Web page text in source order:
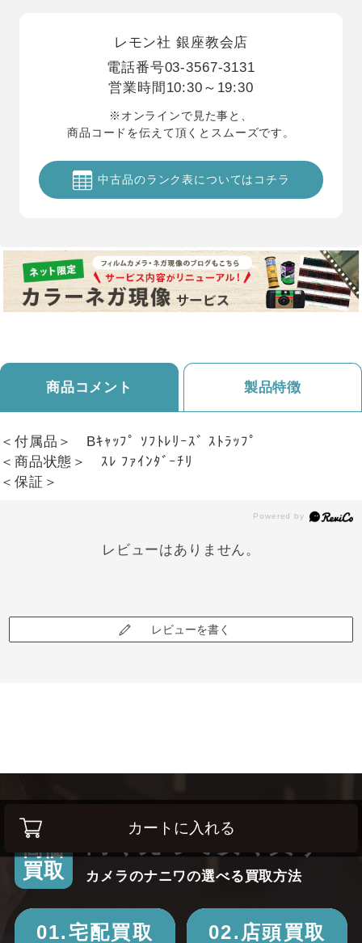
カートに入れる
レモン社 銀座教会店
電話番号03-3567-3131
営業時間 10:30～19:30
※オンラインで見た事と、
商品コードを伝えて頂くとスムーズです。
中古品のランク表についてはコチラ
商品コメント 製品特徴
＜付属品＞ Bｷｬｯﾌﾟ ｿﾌﾄﾚﾘｰｽﾞ ｽﾄﾗｯﾌﾟ
＜商品状態＞ ｽﾚ ﾌｧｲﾝﾀﾞｰﾁﾘ
＜保証＞
レビューはありません。
レビューを書く
高価
買取
カメラのナニワの選べる買取方法
01.宅配買取 02.店頭買取